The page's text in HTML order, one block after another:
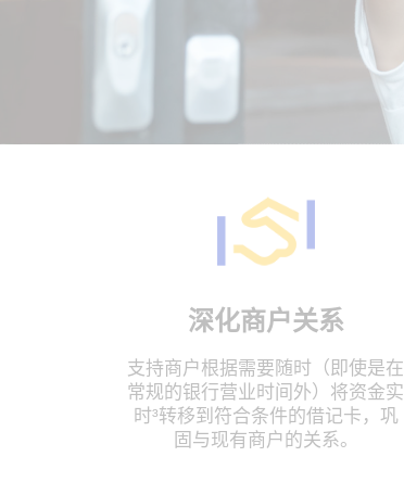
深化商户关系
支持商户根据需要随时（即使是在
常规的银行营业时间外）将资金实
时³转移到符合条件的借记卡，巩
固与现有商户的关系。